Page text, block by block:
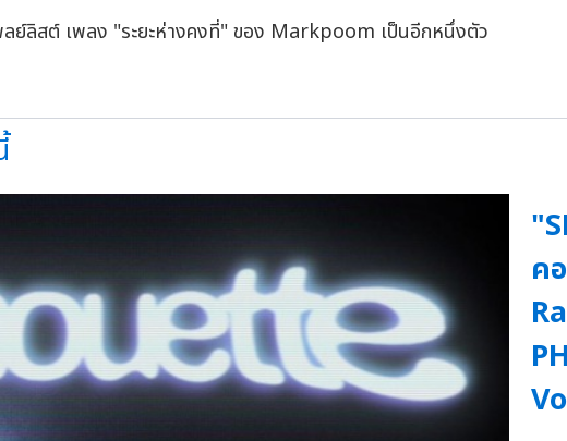
ลย์ลิสต์ เพลง "ระยะห่างคงที่" ของ Markpoom เป็นอีกหนึ่งตัว
ค